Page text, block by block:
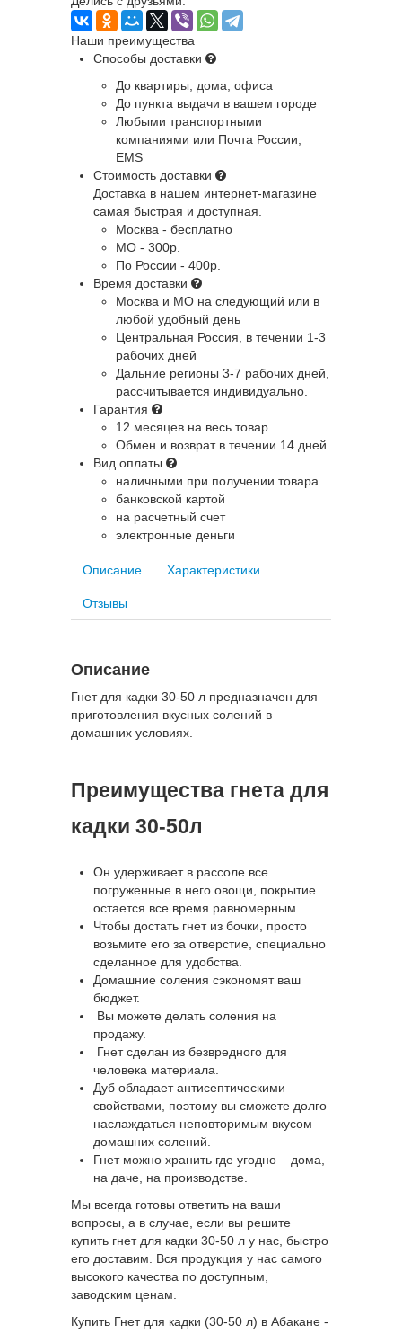
Наши преимущества
Способы доставки
До квартиры, дома, офиса
До пункта выдачи в вашем городе
Любыми транспортными
компаниями или Почта России,
EMS
Стоимость доставки
Доставка в нашем интернет-магазине
самая быстрая и доступная.
Москва - бесплатно
МО - 300р.
По России - 400р.
Время доставки
Москва и МО на следующий или в
любой удобный день
Центральная Россия , в течении 1-3
рабочих дней
Дальние регионы 3-7 рабочих дней,
рассчитывается индивидуально.
Гарантия
12 месяцев на весь товар
Обмен и возврат в течении 14 дней
Вид оплаты
наличными при получении товара
банковской картой
на расчетный счет
электронные деньги
Описание Характеристики
Отзывы
Описание
Гнет для кадки 30-50 л предназначен для
приготовления вкусных солений в
домашних условиях.
Преимущества гнета для
кадки 30-50л
Он удерживает в рассоле все
погруженные в него овощи, покрытие
остается все время равномерным.
Чтобы достать гнет из бочки, просто
возьмите его за отверстие, специально
сделанное для удобства.
Домашние соления сэкономят ваш
бюджет.
Вы можете делать соления на
продажу.
Гнет сделан из безвредного для
человека материала.
Дуб обладает антисептическими
свойствами, поэтому вы сможете долго
наслаждаться неповторимым вкусом
домашних солений.
Гнет можно хранить где угодно – дома,
на даче, на производстве.
Мы всегда готовы ответить на ваши
вопросы, а в случае, если вы решите
купить гнет для кадки 30-50 л у нас, быстро
его доставим. Вся продукция у нас самого
высокого качества по доступным,
заводским ценам.
Купить Гнет для кадки (30-50 л) в Абакане -